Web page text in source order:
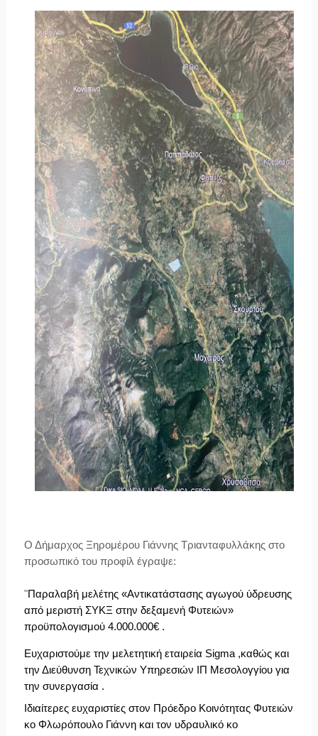
Ο Δήμαρχος Ξηρομέρου Γιάννης Τριανταφυλλάκης στο
προσωπικό του προφίλ έγραψε:
"Παραλαβή μελέτης «Αντικατάστασης αγωγού ύδρευσης
από μεριστή ΣΥΚΞ στην δεξαμενή Φυτειών»
προϋπολογισμού 4.000.000€ .
Ευχαριστούμε την μελετητική εταιρεία Sigma ,καθώς και
την Διεύθυνση Τεχνικών Υπηρεσιών ΙΠ Μεσολογγίου για
την συνεργασία .
Ιδιαίτερες ευχαριστίες στον Πρόεδρο Κοινότητας Φυτειών
κο Φλωρόπουλο Γιάννη και τον υδραυλικό κο